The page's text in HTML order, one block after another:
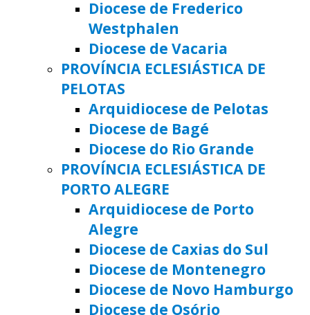
Diocese de Frederico
Westphalen
Diocese de Vacaria
PROVÍNCIA ECLESIÁSTICA DE
PELOTAS
Arquidiocese de Pelotas
Diocese de Bagé
Diocese do Rio Grande
PROVÍNCIA ECLESIÁSTICA DE
PORTO ALEGRE
Arquidiocese de Porto
Alegre
Diocese de Caxias do Sul
Diocese de Montenegro
Diocese de Novo Hamburgo
Diocese de Osório